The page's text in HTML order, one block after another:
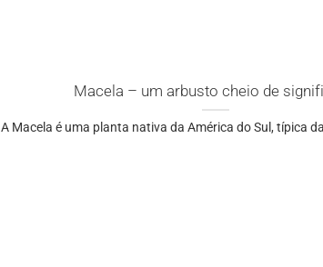
Macela – um arbusto cheio de
A Macela é uma planta nativa da América do Sul, típica